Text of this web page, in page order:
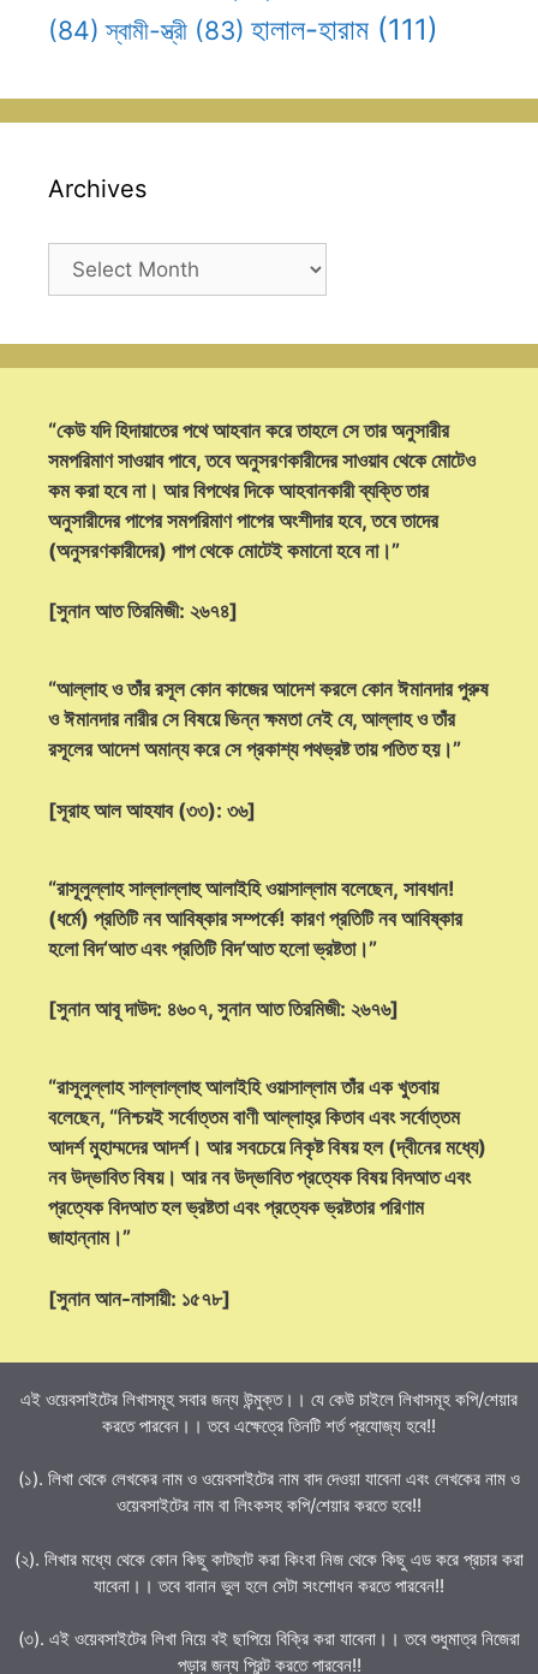
(84) স্বামী-স্ত্রী (83) হালাল-হারাম (111)
Archives
Archives
“কেউ যদি হিদায়াতের পথে আহবান করে তাহলে সে তার অনুসারীর
সমপরিমাণ সাওয়াব পাবে, তবে অনুসরণকারীদের সাওয়াব থেকে মোটেও
কম করা হবে না। আর বিপথের দিকে আহবানকারী ব্যক্তি তার
অনুসারীদের পাপের সমপরিমাণ পাপের অংশীদার হবে, তবে তাদের
(অনুসরণকারীদের) পাপ থেকে মোটেই কমানো হবে না।”
[সুনান আত তিরমিজী: ২৬৭৪]
“আল্লাহ ও তাঁর রসূল কোন কাজের আদেশ করলে কোন ঈমানদার পুরুষ
ও ঈমানদার নারীর সে বিষয়ে ভিন্ন ক্ষমতা নেই যে, আল্লাহ ও তাঁর
রসূলের আদেশ অমান্য করে সে প্রকাশ্য পথভ্রষ্ট তায় পতিত হয়।”
[সূরাহ আল আহযাব (৩৩): ৩৬]
“রাসূলুল্লাহ সাল্লাল্লাহু আলাইহি ওয়াসাল্লাম বলেছেন, সাবধান!
(ধর্মে) প্রতিটি নব আবিষ্কার সম্পর্কে! কারণ প্রতিটি নব আবিষ্কার
হলো বিদ‘আত এবং প্রতিটি বিদ‘আত হলো ভ্রষ্টতা।”
[সুনান আবূ দাউদ: ৪৬০৭, সুনান আত তিরমিজী: ২৬৭৬]
“রাসূলুল্লাহ সাল্লাল্লাহু আলাইহি ওয়াসাল্লাম তাঁর এক খুতবায়
বলেছেন, “নিশ্চয়ই সর্বোত্তম বাণী আল্লাহ্‌র কিতাব এবং সর্বোত্তম
আদর্শ মুহাম্মদের আদর্শ। আর সবচেয়ে নিকৃষ্ট বিষয় হল (দ্বীনের মধ্যে)
নব উদ্ভাবিত বিষয়। আর নব উদ্ভাবিত প্রত্যেক বিষয় বিদআত এবং
প্রত্যেক বিদআত হল ভ্রষ্টতা এবং প্রত্যেক ভ্রষ্টতার পরিণাম
জাহান্নাম।”
[সুনান আন-নাসায়ী: ১৫৭৮]
এই ওয়েবসাইটের লিখাসমূহ সবার জন্য উন্মুক্ত।। যে কেউ চাইলে লিখাসমূহ কপি/শেয়ার
করতে পারবেন।। তবে এক্ষেত্রে তিনটি শর্ত প্রযোজ্য হবে!!
(১). লিখা থেকে লেখকের নাম ও ওয়েবসাইটের নাম বাদ দেওয়া যাবেনা এবং লেখকের নাম ও
ওয়েবসাইটের নাম বা লিংকসহ কপি/শেয়ার করতে হবে!!
(২). লিখার মধ্যে থেকে কোন কিছু কাটছাট করা কিংবা নিজ থেকে কিছু এড করে প্রচার করা
যাবেনা।। তবে বানান ভুল হলে সেটা সংশোধন করতে পারবেন!!
(৩). এই ওয়েবসাইটের লিখা নিয়ে বই ছাপিয়ে বিক্রি করা যাবেনা।। তবে শুধুমাত্র নিজেরা
পড়ার জন্য প্রিন্ট করতে পারবেন!!